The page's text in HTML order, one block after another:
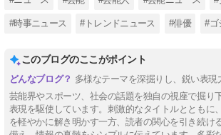
#時事ニュース #トレンドニュース #俳優 #ゴ
このブログのここがポイント
多様なテーマを深掘りし、鋭い表現
芸能界やスポーツ、社会の話題を独自の視座で掘り
表現を駆使しています。刺激的なタイトルとともに
を軽やかに解き明かす一方、読者の関心を引き続け